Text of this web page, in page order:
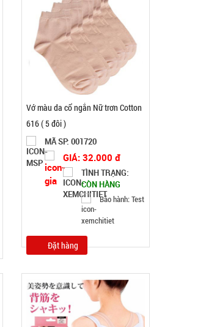
Băng keo 200 Yard TRONG ( Lốc 6 Cái )
TÌNH TRẠNG:CÒN HÀNG
Đặt hàng
Vớ màu da cổ ngắn Nữ trơn Cotton
616 ( 5 đôi )
MÃ SP: 001720
GIÁ: 32.000 đ
TÌNH TRẠNG:
CÒN HÀNG
Bảo hành: Test
Đặt hàng